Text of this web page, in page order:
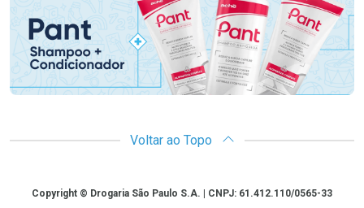
Voltar ao Topo
CopyrightCopyright © Drogaria São Paulo S.A. | CNPJ: 61.412.110/0565-33